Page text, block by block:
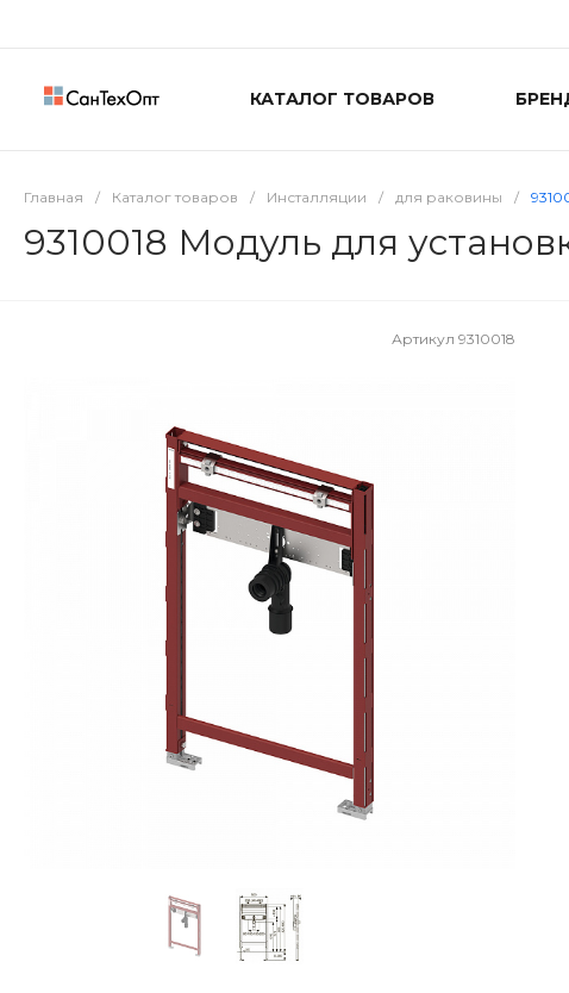
КАТАЛОГ ТОВАРОВ
Главная / Каталог товаров / Инсталляции / для раковины /
9310018 Модуль для
Артикул9310018